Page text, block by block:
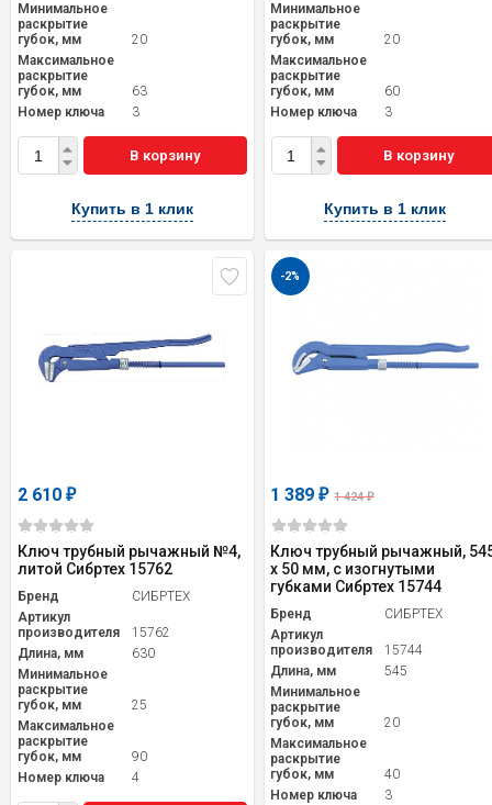
Минимальное
раскрытие
губок, мм
20
Максимальное
раскрытие
губок, мм
63
Номер ключа
3
В корзину
Купить в 1 клик
Минимальное
раскрытие
губок, мм
20
Максимальное
раскрытие
губок, мм
60
Номер ключа
3
В корзину
Купить в 1 клик
2 610 ₽
Ключ трубный рычажный №4,
литой Сибртех 15762
Бренд
СИБРТЕХ
Артикул
производителя
15762
Длина, мм
630
Минимальное
раскрытие
губок, мм
25
Максимальное
раскрытие
губок, мм
90
Номер ключа
4
-2%
1 389₽ 1 424₽
Ключ трубный рычажный,
х 50 мм, с изогнутыми
губками Сибртех 15744
Бренд
СИБРТЕХ
Артикул
производителя
15744
Длина, мм
545
Минимальное
раскрытие
губок, мм
20
Максимальное
раскрытие
губок, мм
40
Номер ключа
3